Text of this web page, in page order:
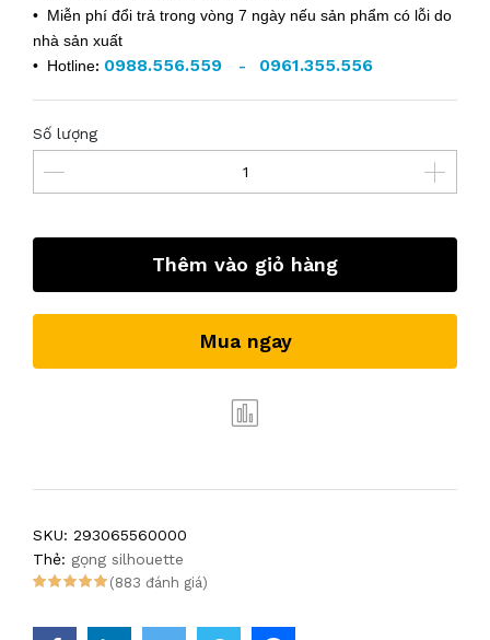
• Miễn phí đổi trả trong vòng 7 ngày nếu sản phẩm có lỗi do
nhà sản xuất
• Hotline: 0988.556.559 - 0961.355.556
Số lượng
Thêm vào giỏ hàng
Mua ngay
SKU: 293065560000
Thẻ: gọng silhouette
(883 đánh giá)